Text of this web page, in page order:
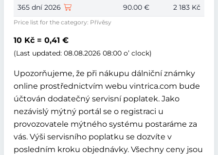
Price list for the category: Přívěsy
365 dní 2026 90.00 € 2 183 Kč
10 Kč = 0,41 €
(Last updated: 08.08.2026 08:00 o’ clock)
Upozorňujeme, že při nákupu dálniční známky
online prostřednictvím webu vintrica.com bude
účtován dodatečný servisní poplatek. Jako
nezávislý mýtný portál se o registraci u
provozovatele mýtného systému postaráme za
vás. Výši servisního poplatku se dozvíte v
posledním kroku objednávky. Všechny ceny jsou